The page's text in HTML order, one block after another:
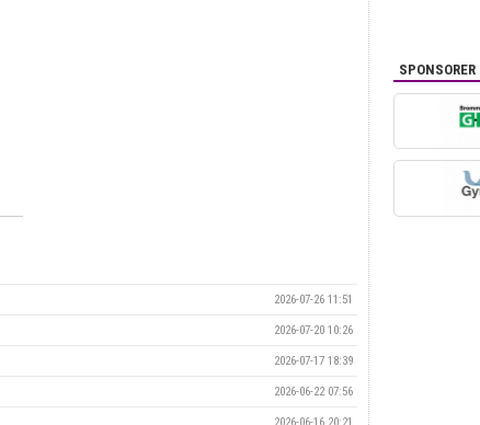
2026-07-26 11:51
2026-07-20 10:26
2026-07-17 18:39
2026-06-22 07:56
SPONSORER